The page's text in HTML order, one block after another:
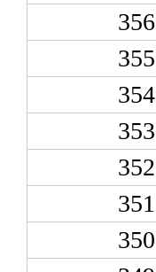
356
355
354
353
352
351
350